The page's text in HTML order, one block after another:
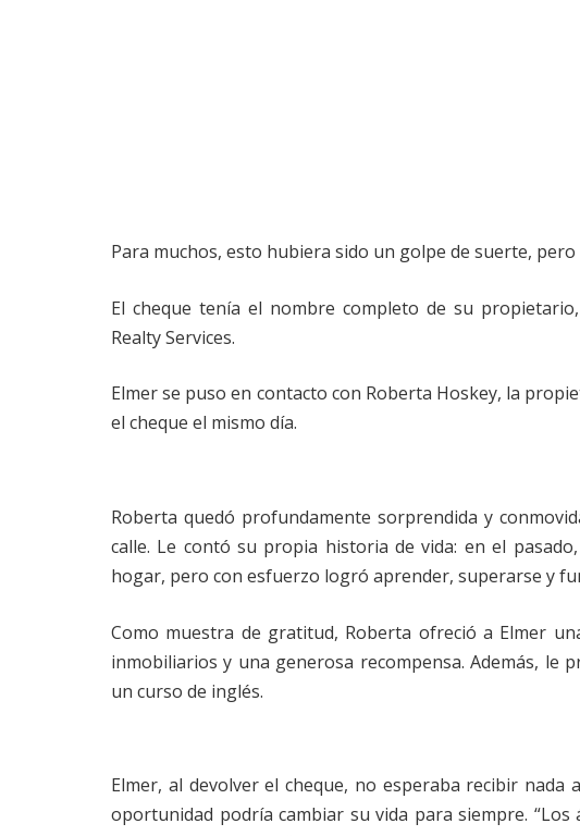
Para muchos, esto hubiera sido un golpe de suerte, pero
El cheque tenía el nombre completo de su
Realty Services.
Elmer se puso en contacto con Roberta Hoskey, la
el cheque el mismo día.
Roberta quedó profundamente sorprendida y
calle. Le contó su propia historia de vida: en el
hogar, pero con esfuerzo logró aprender, superarse y
Como muestra de gratitud, Roberta ofreció a Elmer
inmobiliarios y una generosa recompensa. Además, le
un curso de inglés.
Elmer, al devolver el cheque, no esperaba recibir nada
oportunidad podría cambiar su vida para siempre.